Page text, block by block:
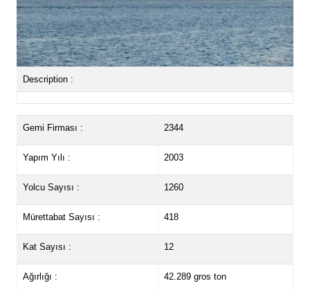
Description :
Gemi Firması : 2344
Yapım Yılı : 2003
Yolcu Sayısı : 1260
Mürettabat Sayısı : 418
Kat Sayısı : 12
Ağırlığı : 42.289 gros ton